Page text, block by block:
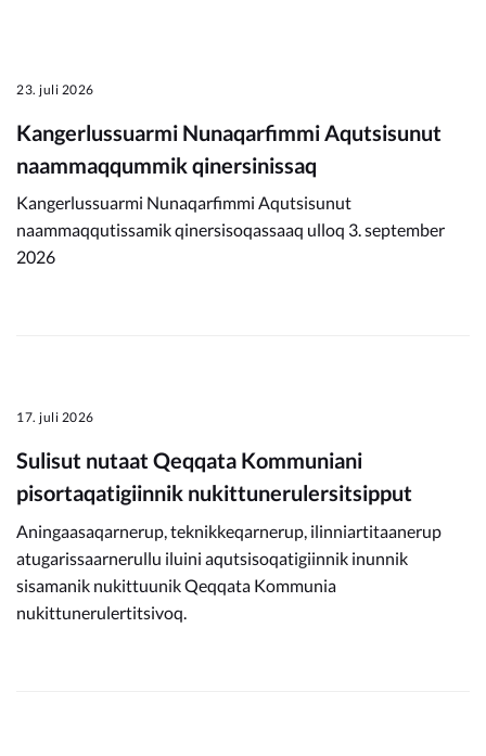
23. juli 2026
Kangerlussuarmi Nunaqarfimmi Aqutsisunut
naammaqqummik qinersinissaq
Kangerlussuarmi Nunaqarfimmi Aqutsisunut
naammaqqutissamik qinersisoqassaaq ulloq 3. september
2026
17. juli 2026
Sulisut nutaat Qeqqata Kommuniani
pisortaqatigiinnik nukittunerulersitsipput
Aningaasaqarnerup, teknikkeqarnerup, ilinniartitaanerup
atugarissaarnerullu iluini aqutsisoqatigiinnik inunnik
sisamanik nukittuunik Qeqqata Kommunia
nukittunerulertitsivoq.